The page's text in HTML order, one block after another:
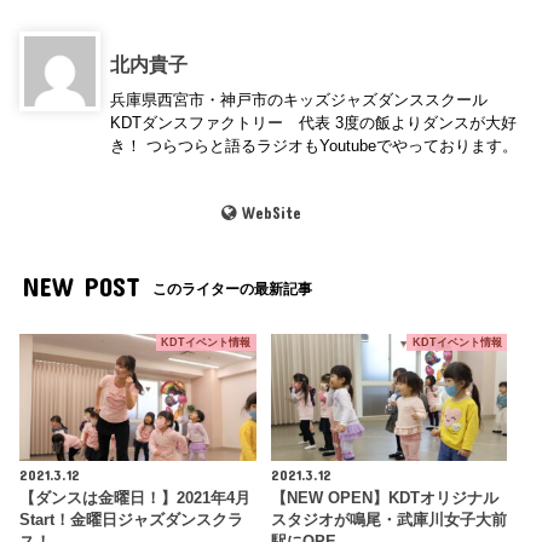
北内貴子
兵庫県西宮市・神戸市のキッズジャズダンススクール
KDTダンスファクトリー 代表 3度の飯よりダンスが大好
き！ つらつらと語るラジオもYoutubeでやっております。
WebSite
NEW POST このライターの最新記事
KDTイベント情報
2021.3.12
【ダンスは金曜日！】2021年4月
Start！金曜日ジャズダンスクラ
KDTイベント情報
2021.3.12
【NEW OPEN】KDTオリジナル
スタジオが鳴尾・武庫川女子大前